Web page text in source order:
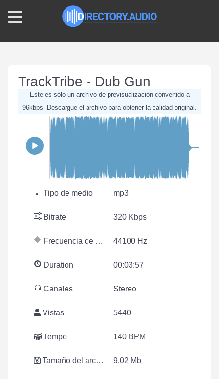
TrackTribe - Dub Gun
Este es sólo un archivo de previsualización convertido a
96kbps. Descargue el archivo para obtener la calidad original.
Tipo de medio mp3
Bitrate 320 Kbps
Frecuencia de muestreo 44100 Hz
Duration 00:03:57
Canales Stereo
Vistas 5440
Tempo 140 BPM
Tamaño del archivo 9.02 Mb